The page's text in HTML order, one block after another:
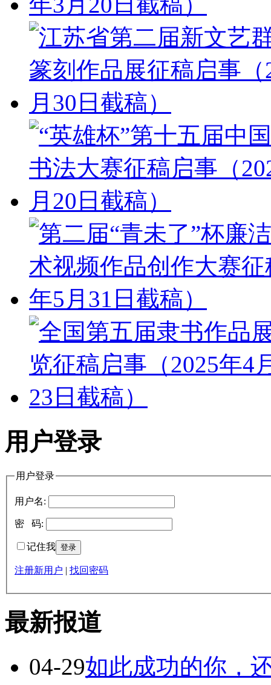
用户登录
用户登录
用户名:
密 码:
记住我
注册新用户 找回密码
最新报道
04-29如此成功的你，